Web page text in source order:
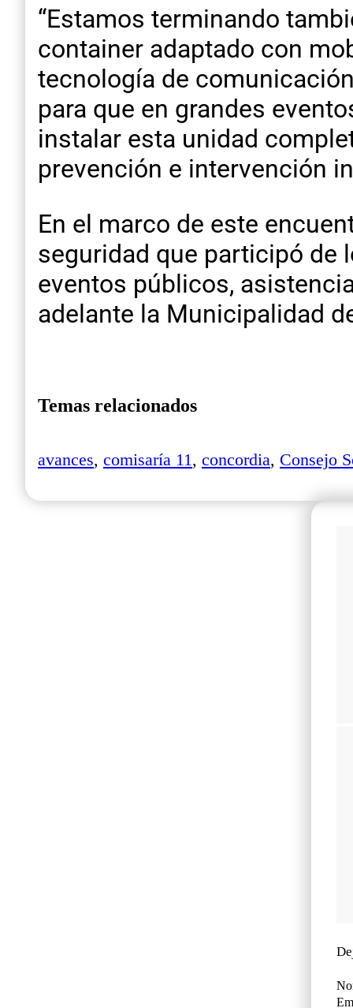
“Estamos terminando
container adaptado con
tecnología de
para que en grandes
instalar esta unidad
prevención e intervención
En el marco de este
seguridad que participó de
eventos públicos,
adelante la Municipalidad
Temas relacionados
avances, comisaría 11, concordia, Consejo